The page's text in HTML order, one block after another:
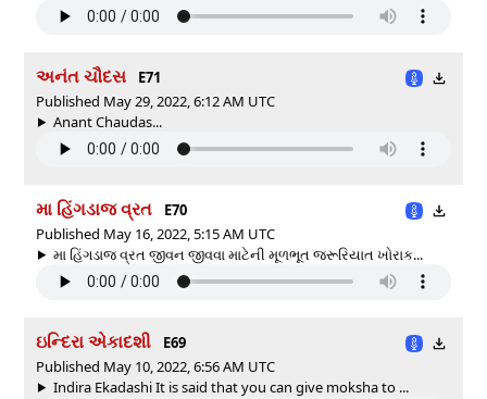
અનંત ચૌદસ
E71
Published May 29, 2022, 6:12 AM UTC
Anant Chaudas...
મા હિંગડાજ વ્રત
E70
Published May 16, 2022, 5:15 AM UTC
મા હિંગડાજ વ્રત જીવન જીવવા માટેની મૂળભૂત જરૂરિયાત ખોરાક...
ઇન્દિરા એકાદશી
E69
Published May 10, 2022, 6:56 AM UTC
Indira Ekadashi It is said that you can give moksha to ...